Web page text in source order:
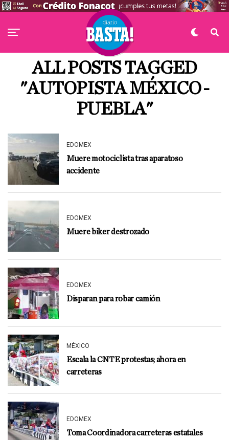
ALL POSTS TAGGED
"AUTOPISTA MÉXICO-
PUEBLA"
EDOMEX
Muere motociclista tras aparatoso
accidente
EDOMEX
Muere biker destrozado
EDOMEX
Disparan para robar camión
MÉXICO
Escala la CNTE protestas; ahora en
carreteras
EDOMEX
Toma Coordinadora carreteras estatales